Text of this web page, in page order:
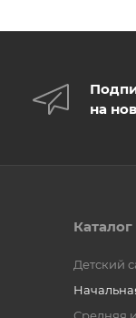
на
Каталог
Детский
Средняя